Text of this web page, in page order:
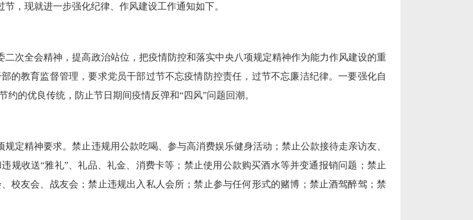
，现就进一步强化纪律、作风建设工作通知如下。
次全会精神，提高政治站位，把疫情防控和落实中央八项规定精神作为能力作风建设的重
的教育监督管理，要求党员干部过节不忘疫情防控责任，过节不忘廉洁纪律。一要强化自
的优良传统，防止节日期间疫情反弹和“四风”问题回潮。
定精神要求。禁止违规用公款吃喝、参与高消费娱乐健身活动；禁止公款接待走亲访友、
规收送“雅礼”、礼品、礼金、消费卡等；禁止使用公款购买酒水等并变通报销问题；禁止
校友会、战友会；禁止违规出入私人会所；禁止参与任何形式的赌博；禁止酒驾醉驾；禁